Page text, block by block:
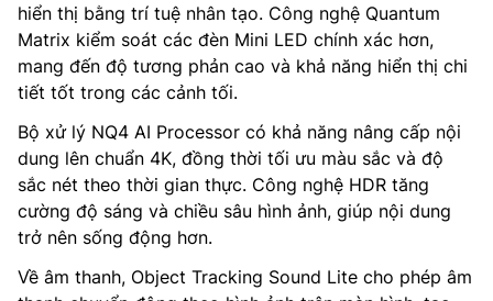
hiển thị bằng trí tuệ nhân tạo. Công nghệ Quantum
Matrix kiểm soát các đèn Mini LED chính xác hơn,
mang đến độ tương phản cao và khả năng hiển thị chi
tiết tốt trong các cảnh tối.
Bộ xử lý NQ4 AI Processor có khả năng nâng cấp nội
dung lên chuẩn 4K, đồng thời tối ưu màu sắc và độ
sắc nét theo thời gian thực. Công nghệ HDR tăng
cường độ sáng và chiều sâu hình ảnh, giúp nội dung
trở nên sống động hơn.
Về âm thanh, Object Tracking Sound Lite cho phép âm